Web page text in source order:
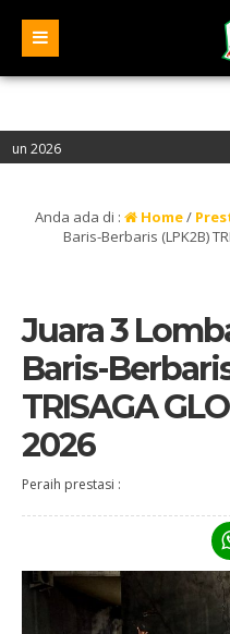
: Jalan Pelita IV, Samarinda
Anda ada di : Home/
Baris-Berbaris (LPK2B)
Juara 3
Baris-
TRISAGA
2026
Peraih prestasi :